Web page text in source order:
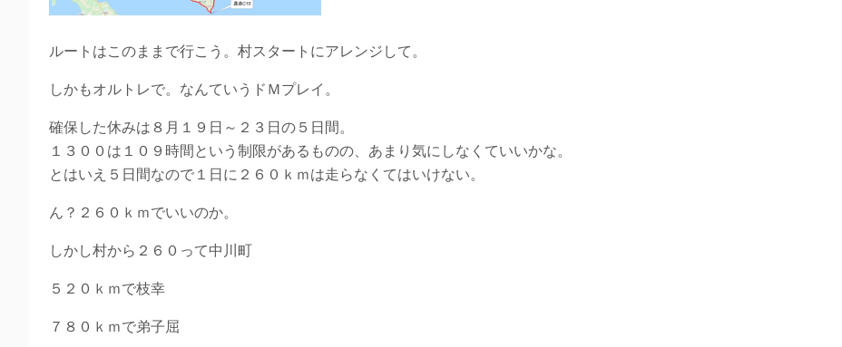
ルートはこのままで行こう。村スタートにアレンジして。
しかもオルトレで。なんていうドＭプレイ。
確保した休みは８月１９日～２３日の５日間。
１３００は１０９時間という制限があるものの、あまり気にしなくていいかな。
とはいえ５日間なので１日に２６０ｋｍは走らなくてはいけない。
ん？２６０ｋｍでいいのか。
しかし村から２６０って中川町
５２０ｋｍで枝幸
７８０ｋｍで弟子屈